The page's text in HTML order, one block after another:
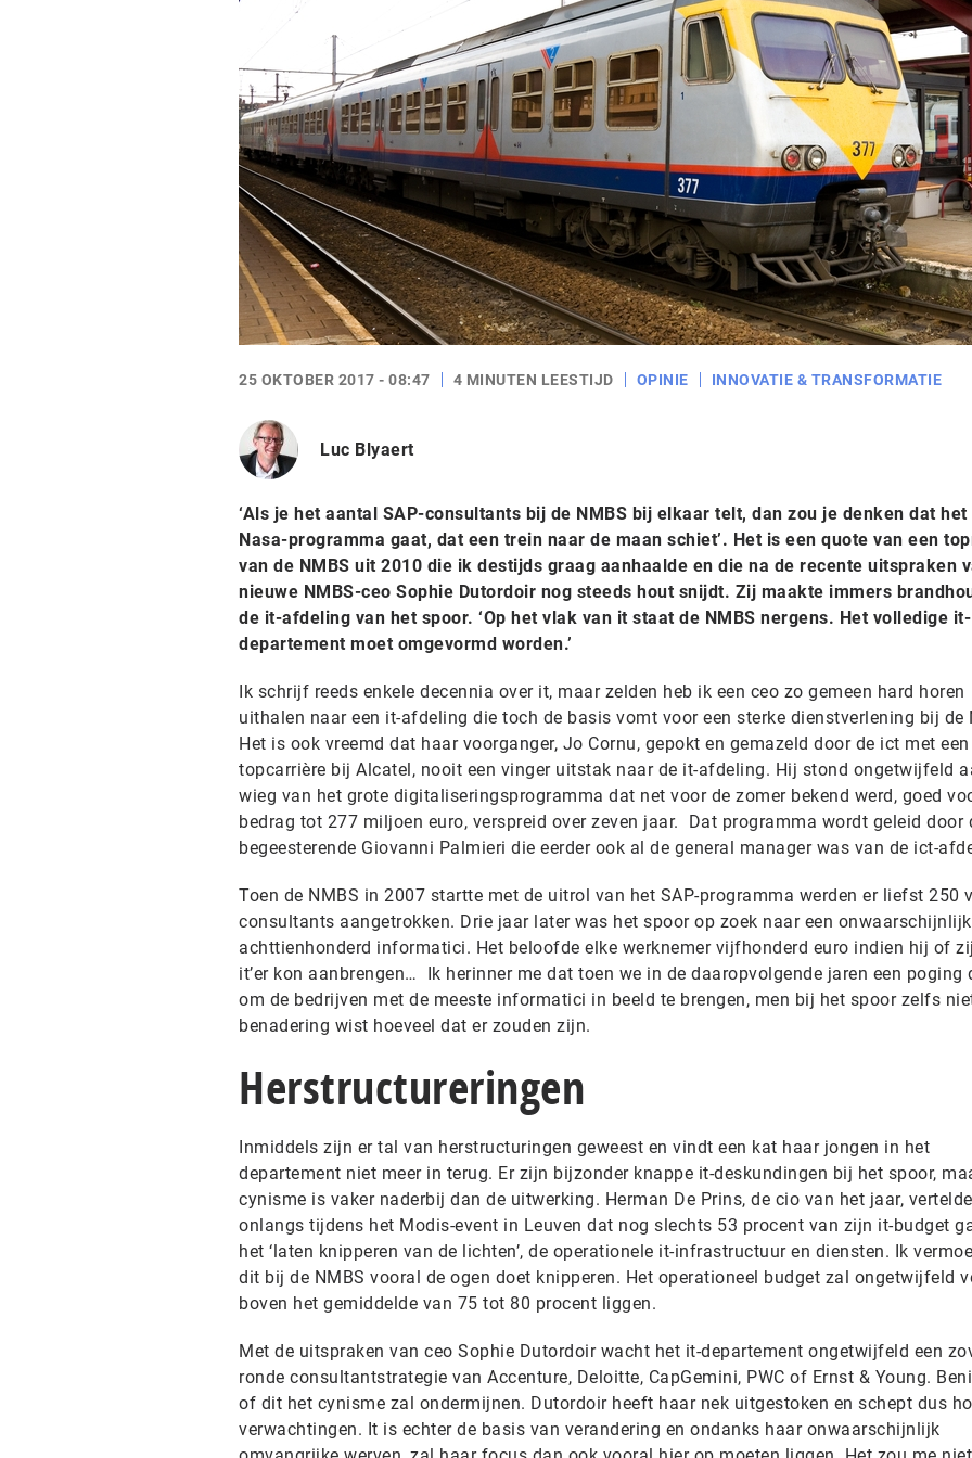
25 OKTOBER 2017 - 08:47 4 MINUTEN LEESTIJD OPINIE INNOVATIE & TRANSFORMATIE
Luc Blyaert
‘Als je het aantal SAP-consultants bij de NMBS bij elkaar telt, dan zou je denken dat het
Nasa-programma gaat, dat een trein naar de maan schiet’. Het is een quote van een
van de NMBS uit 2010 die ik destijds graag aanhaalde en die na de recente uitspraken
nieuwe NMBS-ceo Sophie Dutordoir nog steeds hout snijdt. Zij maakte immers
de it-afdeling van het spoor. ‘Op het vlak van it staat de NMBS nergens. Het volledige it-
departement moet omgevormd worden.’
Ik schrijf reeds enkele decennia over it, maar zelden heb ik een ceo zo gemeen hard horen
uithalen naar een it-afdeling die toch de basis vomt voor een sterke dienstverlening bij de
Het is ook vreemd dat haar voorganger, Jo Cornu, gepokt en gemazeld door de ict met een
topcarrière bij Alcatel, nooit een vinger uitstak naar de it-afdeling. Hij stond ongetwijfeld
wieg van het grote digitaliseringsprogramma dat net voor de zomer bekend werd, goed
bedrag tot 277 miljoen euro, verspreid over zeven jaar. Dat programma wordt geleid door
begeesterende Giovanni Palmieri die eerder ook al de general manager was van de ict-
Toen de NMBS in 2007 startte met de uitrol van het SAP-programma werden er liefst 250
consultants aangetrokken. Drie jaar later was het spoor op zoek naar een
achttienhonderd informatici. Het beloofde elke werknemer vijfhonderd euro indien hij of
it’er kon aanbrengen… Ik herinner me dat toen we in de daaropvolgende jaren een poging
om de bedrijven met de meeste informatici in beeld te brengen, men bij het spoor zelfs
benadering wist hoeveel dat er zouden zijn.
Herstructureringen
Inmiddels zijn er tal van herstructuringen geweest en vindt een kat haar jongen in het
departement niet meer in terug. Er zijn bijzonder knappe it-deskundingen bij het spoor,
cynisme is vaker naderbij dan de uitwerking. Herman De Prins, de cio van het jaar, vertelde
onlangs tijdens het Modis-event in Leuven dat nog slechts 53 procent van zijn it-budget
het ‘laten knipperen van de lichten’, de operationele it-infrastructuur en diensten. Ik
dit bij de NMBS vooral de ogen doet knipperen. Het operationeel budget zal ongetwijfeld
boven het gemiddelde van 75 tot 80 procent liggen.
Met de uitspraken van ceo Sophie Dutordoir wacht het it-departement ongetwijfeld een
ronde consultantstrategie van Accenture, Deloitte, CapGemini, PWC of Ernst & Young.
of dit het cynisme zal ondermijnen. Dutordoir heeft haar nek uitgestoken en schept dus
verwachtingen. It is echter de basis van verandering en ondanks haar onwaarschijnlijk